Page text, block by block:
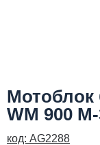
Мотоблок
WM 900
код: AG2288
Email:
Телефон*: